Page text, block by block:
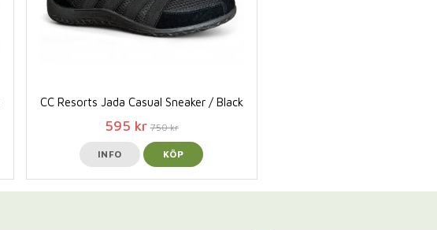
CC Resorts Jada Casual Sneaker / Black
595 kr 750 kr
INFO KÖP